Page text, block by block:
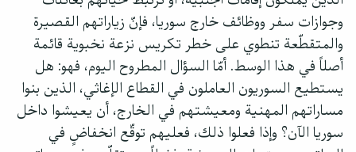
وجوازات سفر ووظائف خارج سوريا، فإنّ زياراتهم القصيرة
والمتقطّعة تنطوي على خطر تكريس نزعة نخبوية قائمة
أصلاً في هذا الوسط. أمّا السؤال المطروح اليوم، فهو: هل
يستطيع السوريون العاملون في القطاع الإغاثي، الذين بنوا
مساراتهم المهنية ومعيشتهم في الخارج، أن يعيشوا داخل
سوريا الآن؟ وإذا فعلوا ذلك، فعليهم توقّع انخفاضٍ في